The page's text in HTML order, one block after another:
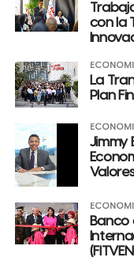
con la
La
Plan
Jimmy
Banco